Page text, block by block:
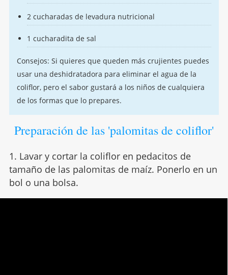
2 cucharadas de levadura nutricional
1 cucharadita de sal
Consejos: Si quieres que queden más crujientes puedes
usar una deshidratadora para eliminar el agua de la
coliflor, pero el sabor gustará a los niños de cualquiera
de los formas que lo prepares.
Preparación de las 'palomitas de coliflor'
1. Lavar y cortar la coliflor en pedacitos de
tamaño de las palomitas de maíz. Ponerlo en un
bol o una bolsa.